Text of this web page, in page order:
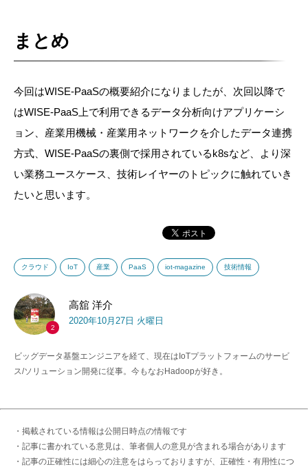
まとめ
今回はWISE-PaaSの概要紹介になりましたが、次回以降で
はWISE-PaaS上で利用できるデータ分析向けアプリケーシ
ョン、産業用機械・産業用ネットワークを介したデータ連携
方式、WISE-PaaSの裏側で採用されているk8sなど、より深
い業務ユースケース、技術レイヤーのトピックに触れていき
たいと思います。
クラウド IoT 産業 PaaS iot-magazine 技術情報
2
高舘 洋介
2020年10月27日 火曜日
ビッグデータ基盤エンジニアを経て、現在はIoTプラットフォームのサービ
ス/ソリューション開発に従事。今もなおHadoopが好き。
・掲載されている情報は公開日時点の情報です
・記事に書かれている意見は、筆者個人の意見が含まれる場合があります
・記事の正確性には細心の注意をはらっておりますが、正確性・有用性につ